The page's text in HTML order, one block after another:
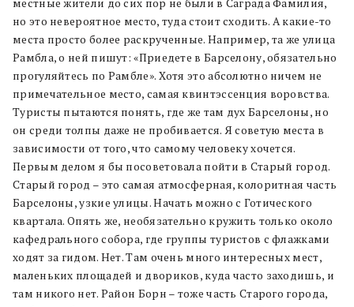
местные жители до сих пор не были в Саграда Фамилия,
но это невероятное место, туда стоит сходить. А какие-то
места просто более раскрученные. Например, та же улица
Рамбла, о ней пишут: «Приедете в Барселону, обязательно
прогуляйтесь по Рамбле». Хотя это абсолютно ничем не
примечательное место, самая квинтэссенция воровства.
Туристы пытаются понять, где же там дух Барселоны, но
он среди толпы даже не пробивается. Я советую места в
зависимости от того, что самому человеку хочется.
Первым делом я бы посоветовала пойти в Старый город.
Старый город – это самая атмосферная, колоритная часть
Барселоны, узкие улицы. Начать можно с Готического
квартала. Опять же, необязательно кружить только около
кафедрального собора, где группы туристов с флажками
ходят за гидом. Нет. Там очень много интересных мест,
маленьких площадей и двориков, куда часто заходишь, и
там никого нет. Район Борн – тоже часть Старого города,